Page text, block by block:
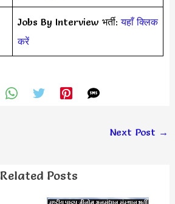
Jobs By Interview भर्ती:यहाँ क्लिक
करें
Next Post →
Related Posts